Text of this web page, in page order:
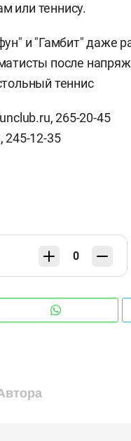
или теннису.
и "Гамбит"
после
теннис
, 265-20-45
, 245-12-35
0